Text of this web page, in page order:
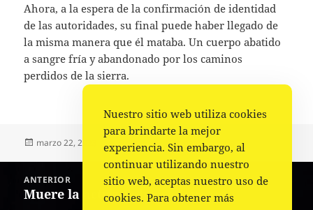
Ahora, a la espera de la confirmación de identidad
de las autoridades, su final puede haber llegado de
la misma manera que él mataba. Un cuerpo abatido
a sangre fría y abandonado por los caminos
perdidos de la sierra.
Publicado
marzo 22, 2023 Autor
Fuente Categorías
Nacional ,
entradas
ANTERIOR
Entrada
Muere la actriz Rebecca Jones
Nuestro sitio web utiliza cookies
para brindarte la mejor
experiencia. Sin embargo, al
continuar utilizando nuestro
sitio web, aceptas nuestro uso de
cookies. Para obtener más